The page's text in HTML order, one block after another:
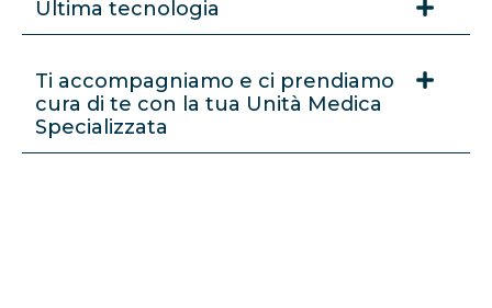
Ultima tecnologia
Ti accompagniamo e ci prendiamo
cura di te con la tua Unità Medica
Specializzata